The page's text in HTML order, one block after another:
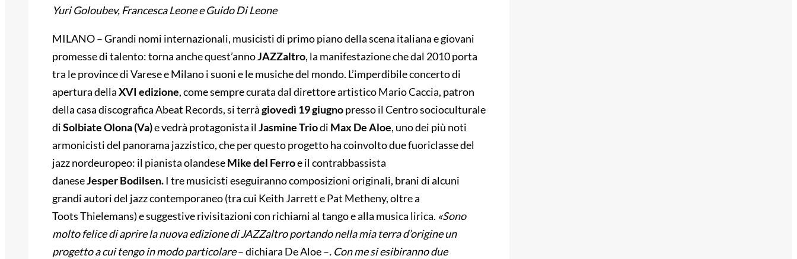
YuriGoloubev, Francesca Leone e Guido Di Leone
MILANO – Grandi nomi internazionali, musicisti di primo piano della scena italiana e giovani
promesse di talento: torna anche quest’annoJAZZaltro, la manifestazione che dal 2010 porta
tra le province di Varese e Milano i suoni e le musiche del mondo. L’imperdibile concerto di
apertura dellaXVI edizione, come sempre curata dal direttore artistico Mario Caccia, patron
della casa discografica Abeat Records, si terràgiovedì 19 giugnopresso il Centro socioculturale
diSolbiate Olona(Va)e vedrà protagonista ilJasmine Triodi Max De Aloe, uno dei più noti
armonicisti del panorama jazzistico, che per questo progetto ha coinvolto due fuoriclasse del
jazz nordeuropeo: il pianista olandeseMike del Ferroe il contrabbassista
daneseJesperBodilsen.I tre musicisti eseguiranno composizioni originali, brani di alcuni
grandi autori del jazz contemporaneo (tra cui Keith Jarrett e Pat Metheny, oltre a
Toots Thielemans) e suggestive rivisitazioni con richiami al tango e alla musica lirica. «Sono
molto felice di aprire la nuova edizione diJAZZaltroportando nella mia terra d’origine un
progetto a cui tengo in modo particolare– dichiara De Aloe –. Con me si esibiranno due